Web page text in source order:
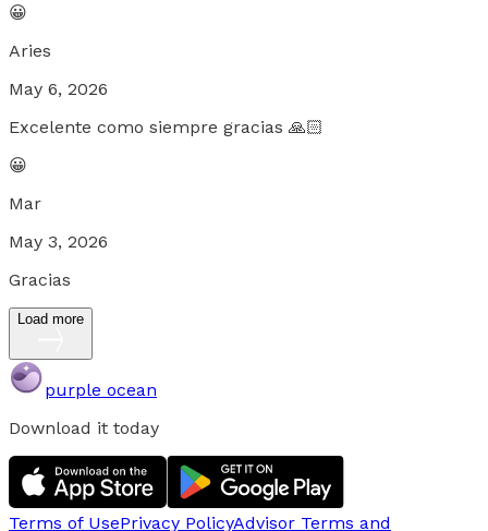
😀
Aries
May 6, 2026
Excelente como siempre gracias 🙏🏻
😀
Mar
May 3, 2026
Gracias
Load more
purple ocean
Download it today
Terms of UsePrivacy PolicyAdvisor Terms and